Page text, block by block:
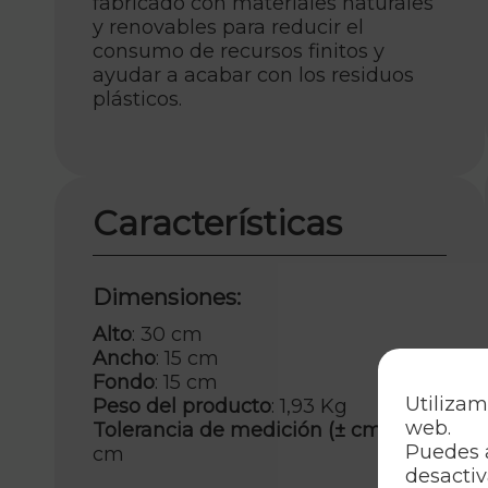
y renovables para reducir el
consumo de recursos finitos y
ayudar a acabar con los residuos
plásticos.
Características
Dimensiones:
Alto: 30 cm
Ancho: 15 cm
Fondo: 15 cm
Peso del producto: 1,93 Kg
Tolerancia de medición (± cm)
: 2
cm
web.
Puedes